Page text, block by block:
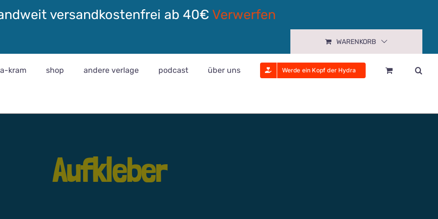
versandkostenfrei ab 40€ Verwerfen
WARENKORB
kram shop andere verlage podcast über uns Werde ein Kopf der Hydra
Aufkleber